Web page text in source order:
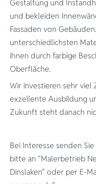
Gestaltung und
und bekleiden
Fassaden von
unterschiedlichsten
ihnen durch farbige
Oberfläche.
Wir investieren sehr viel
exzellente Ausbildung
Zukunft steht danach
Bei Interesse senden
bitte an "Malerbetrieb
Dinslaken" oder per E-